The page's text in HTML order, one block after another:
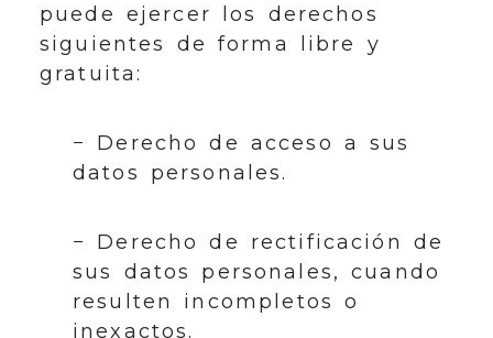
puede ejercer los derechos
siguientes de forma libre y
gratuita:
− Derecho de acceso a sus
datos personales.
− Derecho de rectificación de
sus datos personales, cuando
resulten incompletos o
inexactos.